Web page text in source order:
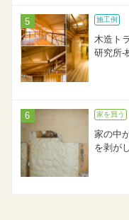
施工例
木造ト
研究所-
家を買う
家の中
を剥が